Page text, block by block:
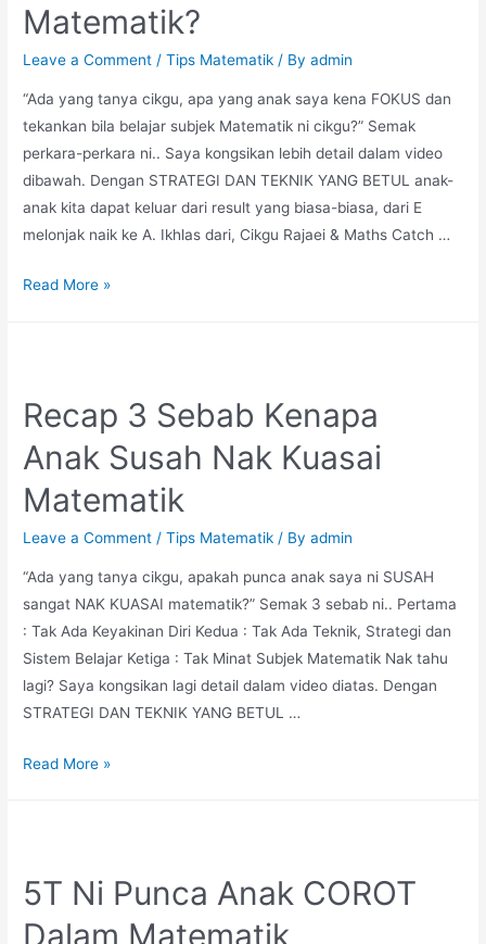
Matematik?
Leave a Comment /Tips Matematik / Byadmin
“Ada yang tanya cikgu, apa yang anak saya kena FOKUS dan
tekankan bila belajar subjek Matematik ni cikgu?” Semak
perkara-perkara ni.. Saya kongsikan lebih detail dalam video
dibawah. Dengan STRATEGI DAN TEKNIK YANG BETUL anak-
anak kita dapat keluar dari result yang biasa-biasa, dari E
melonjak naik ke A. Ikhlas dari, Cikgu Rajaei & Maths Catch …
Apa
3
Wajib
Fokus
Untuk
Matematik?
Read More »
Recap 3 Sebab Kenapa
Anak Susah Nak Kuasai
Matematik
Leave a Comment /Tips Matematik / Byadmin
“Ada yang tanya cikgu, apakah punca anak saya ni SUSAH
sangat NAK KUASAI matematik?” Semak 3 sebab ni.. Pertama
: Tak Ada Keyakinan Diri Kedua : Tak Ada Teknik, Strategi dan
Sistem Belajar Ketiga : Tak Minat Subjek Matematik Nak tahu
lagi? Saya kongsikan lagi detail dalam video diatas. Dengan
STRATEGI DAN TEKNIK YANG BETUL …
Recap
Susah
Nak
Read More »
5T Ni Punca Anak COROT
Dalam Matematik